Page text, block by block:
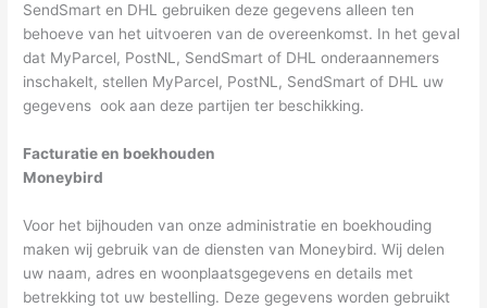
SendSmart en DHL gebruiken deze gegevens alleen ten
behoeve van het uitvoeren van de overeenkomst. In het geval
dat MyParcel, PostNL, SendSmart of DHL onderaannemers
inschakelt, stellen MyParcel, PostNL, SendSmart of DHL uw
gegevens ook aan deze partijen ter beschikking.
Facturatie en boekhouden
Moneybird
Voor het bijhouden van onze administratie en boekhouding
maken wij gebruik van de diensten van Moneybird. Wij delen
uw naam, adres en woonplaatsgegevens en details met
betrekking tot uw bestelling. Deze gegevens worden gebruikt